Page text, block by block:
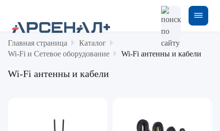
Главная страница
Каталог
Wi-Fi и Сетевое оборудование
Wi-Fi антенны и кабели
Wi-Fi антенны и кабели